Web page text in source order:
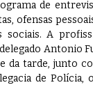
de
ofensas
sociais. A
Antonio
da tarde, junto
de